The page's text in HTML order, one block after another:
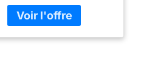
au préfiltre XXL intégré,
extra-large et breveté